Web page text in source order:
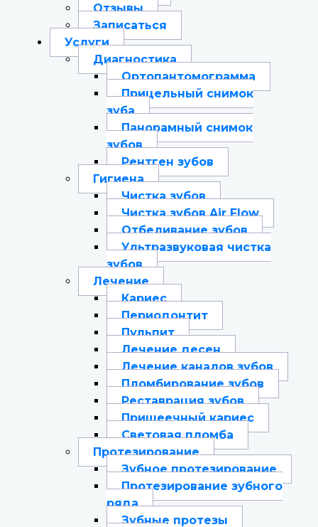
Отзывы
Записаться
Услуги
Диагностика
Ортопантомограмма
Прицельный снимок
зуба
Панорамный снимок
зубов
Рентген зубов
Гигиена
Чистка зубов
Чистка зубов Air Flow
Отбеливание зубов
Ультразвуковая чистка
зубов
Лечение
Кариес
Периодонтит
Пульпит
Лечение десен
Лечение каналов зубов
Пломбирование зубов
Реставрация зубов
Пришеечный кариес
Световая пломба
Протезирование
Зубное протезирование
Протезирование зубного
ряда
Зубные протезы